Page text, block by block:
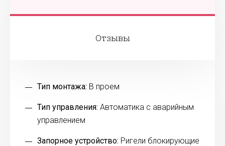
Отзывы
Тип монтажа: В проем
Тип управления: Автоматика с аварийным
управлением
Запорное устройство: Ригели блокирующие